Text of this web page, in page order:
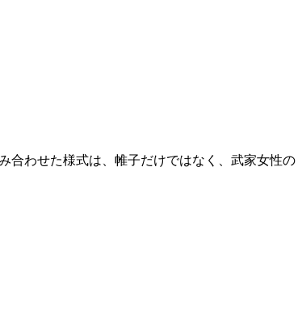
合わせた様式は、帷子だけではなく、武家女性の